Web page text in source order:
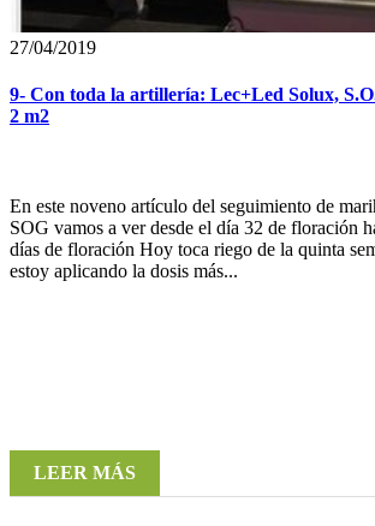
27/04/2019
9- Con toda la artillería: Lec+Led Solux,
2 m2
En este noveno artículo del seguimiento de
SOG vamos a ver desde el día 32 de floración
días de floración Hoy toca riego de la quinta
estoy aplicando la dosis más...
LEER MÁS